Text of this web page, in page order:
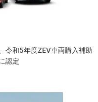
令和5年度ZEV車両購入補助
認定